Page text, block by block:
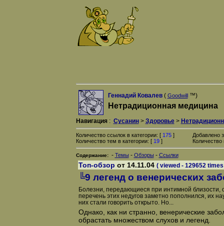
Геннадий Ковалев( Goodwill™)
Нетрадиционная медицина
Навигация: Сусанин> Здоровье>
Количество ссылок в категории: [ 175]
Количество тем в категории: [ 19]
Добавлено
Содержание: - Темы - Обзоры - Ссылки
Топ-обзор от 14.11.04 ( viewed - 129652 times
╚9 легенд о венерических
Болезни, передающиеся при интимной близости,
перечень этих недугов заметно пополнился, их
них стали говорить открыто. Но...
Однако, как ни странно, венерические
обрастать множеством слухов и легенд.